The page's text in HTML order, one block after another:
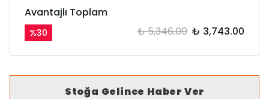
Avantajlı Toplam
%30 ₺ 5,346.00 ₺ 3,743.00
Stoğa Gelince Haber Ver